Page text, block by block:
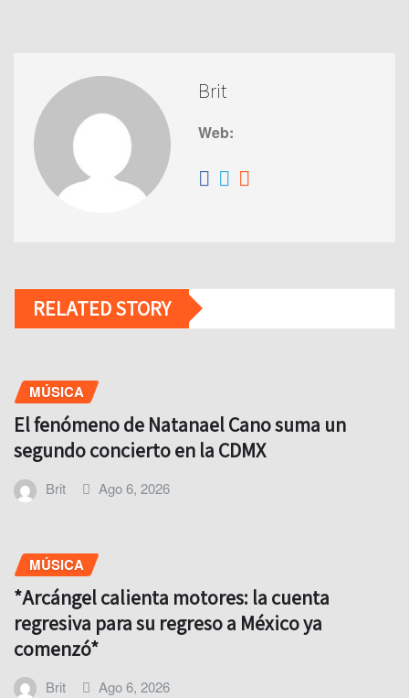
Brit
Web:
RELATED STORY
MÚSICA
El fenómeno de Natanael Cano suma un
segundo concierto en la CDMX
Brit Ago 6, 2026
MÚSICA
*Arcángel calienta motores: la cuenta
regresiva para su regreso a México ya
comenzó*
Brit Ago 6, 2026